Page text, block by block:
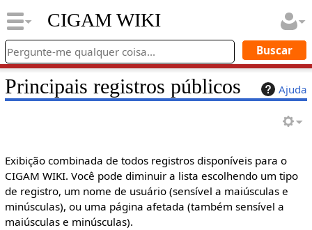
CIGAM WIKI
Ajuda
Principais registros públicos
Exibição combinada de todos registros disponíveis para o
CIGAM WIKI. Você pode diminuir a lista escolhendo um tipo
de registro, um nome de usuário (sensível a maiúsculas e
minúsculas), ou uma página afetada (também sensível a
maiúsculas e minúsculas).